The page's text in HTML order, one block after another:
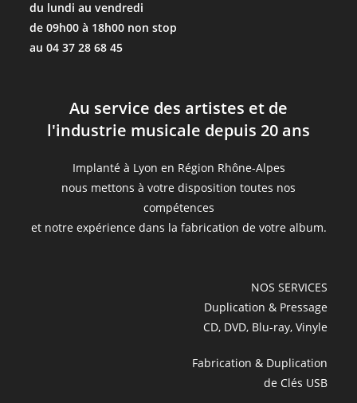
du lundi au vendredi
de 09h00 à 18h00 non stop
au 04 37 28 68 45
Au service des artistes et de
l'industrie musicale depuis 20 ans
Implanté à Lyon en Région Rhône-Alpes
nous mettons à votre disposition toutes nos
compétences
et notre expérience dans la fabrication de votre album.
NOS SERVICES
Duplication & Pressage
CD, DVD, Blu-ray, Vinyle
Fabrication & Duplication
de Clés USB